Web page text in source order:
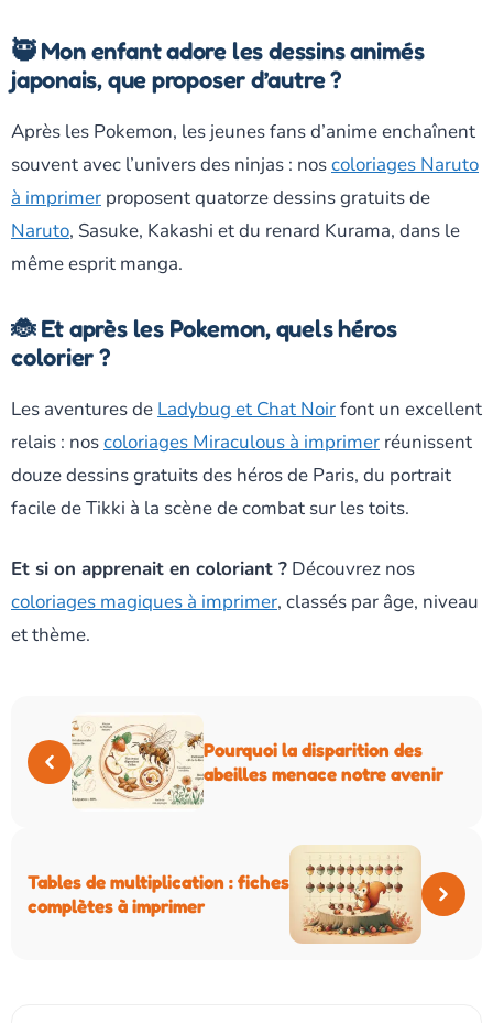
🥷 Mon enfant adore les dessins animés
japonais, que proposer d’autre ?
Après les Pokemon, les jeunes fans d’anime enchaînent
souvent avec l’univers des ninjas : noscoloriages Naruto
à imprimer proposent quatorze dessins gratuits de
Naruto, Sasuke, Kakashi et du renard Kurama, dans le
même esprit manga.
🐞 Et après les Pokemon, quels héros
colorier ?
Les aventures de Ladybug et Chat Noirfont un excellent
relais : noscoloriages Miraculous à imprimer réunissent
douze dessins gratuits des héros de Paris, du portrait
facile de Tikki à la scène de combat sur les toits.
Et si on apprenait en coloriant ? Découvrez nos
coloriages magiques à imprimer, classés par âge, niveau
et thème.
Pourquoi la disparition des
abeilles menace notre avenir
Tables de multiplication : fiches
complètes à imprimer